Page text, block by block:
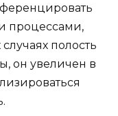
процессами,
полость
он увеличен в